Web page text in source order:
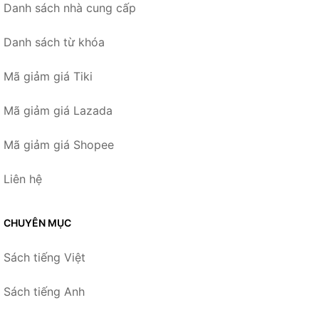
Danh sách nhà cung cấp
Danh sách từ khóa
Mã giảm giá Tiki
Mã giảm giá Lazada
Mã giảm giá Shopee
Liên hệ
CHUYÊN MỤC
Sách tiếng Việt
Sách tiếng Anh